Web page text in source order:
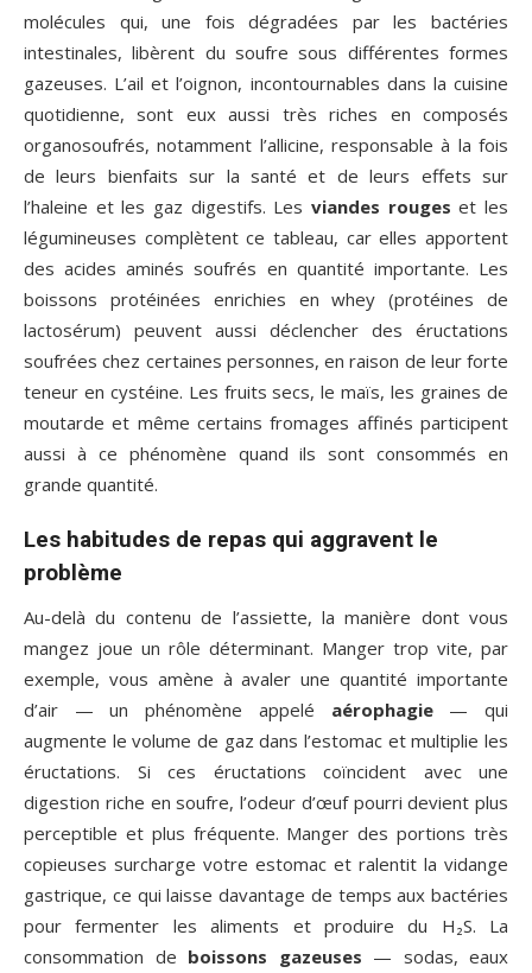
molécules qui, une fois dégradées par les bactéries
intestinales, libèrent du soufre sous différentes formes
gazeuses. L’ail et l’oignon, incontournables dans la cuisine
quotidienne, sont eux aussi très riches en composés
organosoufrés, notamment l’allicine, responsable à la fois
de leurs bienfaits sur la santé et de leurs effets sur
l’haleine et les gaz digestifs. Les viandes rouges et les
légumineuses complètent ce tableau, car elles apportent
des acides aminés soufrés en quantité importante. Les
boissons protéinées enrichies en whey (protéines de
lactosérum) peuvent aussi déclencher des éructations
soufrées chez certaines personnes, en raison de leur forte
teneur en cystéine. Les fruits secs, le maïs, les graines de
moutarde et même certains fromages affinés participent
aussi à ce phénomène quand ils sont consommés en
grande quantité.
Les habitudes de repas qui aggravent le
problème
Au-delà du contenu de l’assiette, la manière dont vous
mangez joue un rôle déterminant. Manger trop vite, par
exemple, vous amène à avaler une quantité importante
d’air — un phénomène appelé aérophagie— qui
augmente le volume de gaz dans l’estomac et multiplie les
éructations. Si ces éructations coïncident avec une
digestion riche en soufre, l’odeur d’œuf pourri devient plus
perceptible et plus fréquente. Manger des portions très
copieuses surcharge votre estomac et ralentit la vidange
gastrique, ce qui laisse davantage de temps aux bactéries
pour fermenter les aliments et produire du H₂S. La
consommation de boissons gazeuses — sodas, eaux